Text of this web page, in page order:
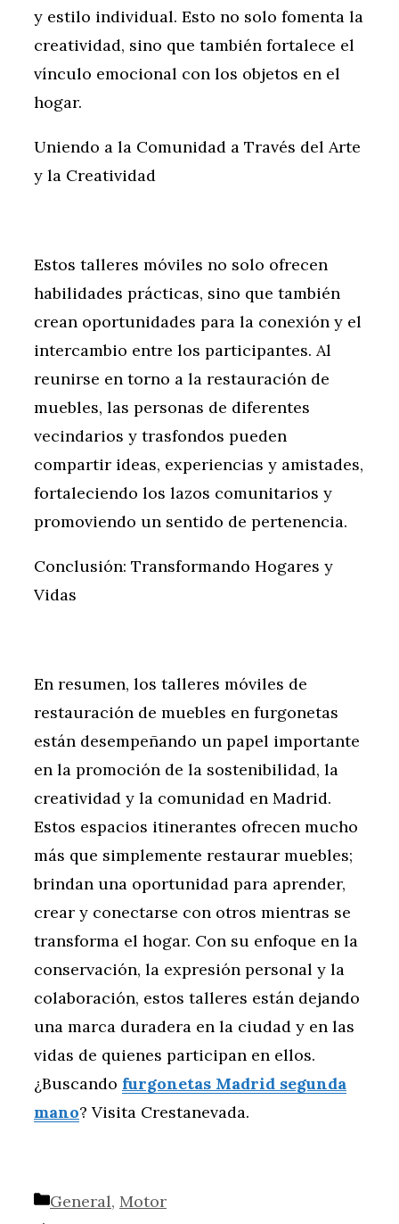
y estilo individual. Esto no solo fomenta la
creatividad, sino que también fortalece el
vínculo emocional con los objetos en el
hogar.
Uniendo a la Comunidad a Través del Arte
y la Creatividad
Estos talleres móviles no solo ofrecen
habilidades prácticas, sino que también
crean oportunidades para la conexión y el
intercambio entre los participantes. Al
reunirse en torno a la restauración de
muebles, las personas de diferentes
vecindarios y trasfondos pueden
compartir ideas, experiencias y amistades,
fortaleciendo los lazos comunitarios y
promoviendo un sentido de pertenencia.
Conclusión: Transformando Hogares y
Vidas
En resumen, los talleres móviles de
restauración de muebles en furgonetas
están desempeñando un papel importante
en la promoción de la sostenibilidad, la
creatividad y la comunidad en Madrid.
Estos espacios itinerantes ofrecen mucho
más que simplemente restaurar muebles;
brindan una oportunidad para aprender,
crear y conectarse con otros mientras se
transforma el hogar. Con su enfoque en la
conservación, la expresión personal y la
colaboración, estos talleres están dejando
una marca duradera en la ciudad y en las
vidas de quienes participan en ellos.
¿Buscando furgonetas Madrid segunda
mano? Visita Crestanevada.
Categorías
General, Motor